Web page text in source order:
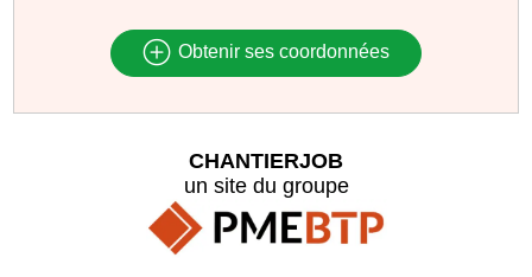
Obtenir ses coordonnées
CHANTIERJOB
un site du groupe